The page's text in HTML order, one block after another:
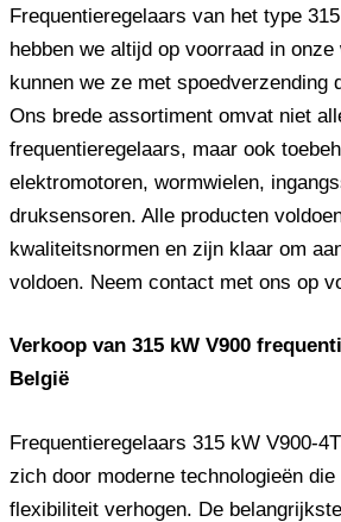
Frequentieregelaars van het type
hebben we altijd op voorraad in
kunnen we ze met spoedverzending
Ons brede assortiment omvat niet
frequentieregelaars, maar ook
elektromotoren, wormwielen,
druksensoren. Alle producten
kwaliteitsnormen en zijn klaar om
voldoen. Neem contact met ons op
Verkoop van 315 kW V900
België
Frequentieregelaars 315 kW V900-
zich door moderne technologieën
flexibiliteit verhogen. De